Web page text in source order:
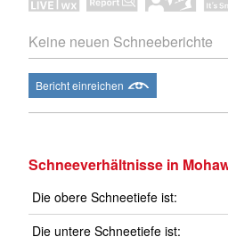
Keine neuen Schneeberichte
Bericht einreichen
Schneeverhältnisse in
Die obere Schneetiefe ist:
Die untere Schneetiefe ist: